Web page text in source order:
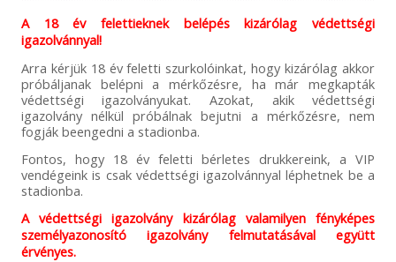
A 18 év felettieknek belépés kizárólag védettségi
igazolvánnyal!
Arra kérjük 18 év feletti szurkolóinkat, hogy kizárólag akkor
próbáljanak belépni a mérkőzésre, ha már megkapták
védettségi igazolványukat. Azokat, akik védettségi
igazolvány nélkül próbálnak bejutni a mérkőzésre, nem
fogják beengedni a stadionba.
Fontos, hogy 18 év feletti bérletes drukkereink, a VIP
vendégeink is csak védettségi igazolvánnyal léphetnek be a
stadionba.
A védettségi igazolvány kizárólag valamilyen fényképes
személyazonosító igazolvány felmutatásával együtt
érvényes.